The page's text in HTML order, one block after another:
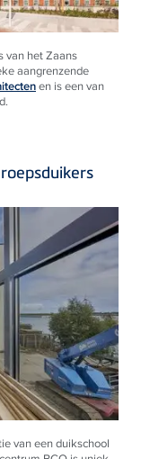
van het Zaans
aangrenzende
en is een van
van een duikschool